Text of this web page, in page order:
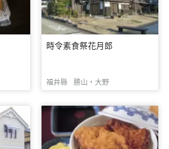
時令素食祭花月郎
福井縣 勝山・大野